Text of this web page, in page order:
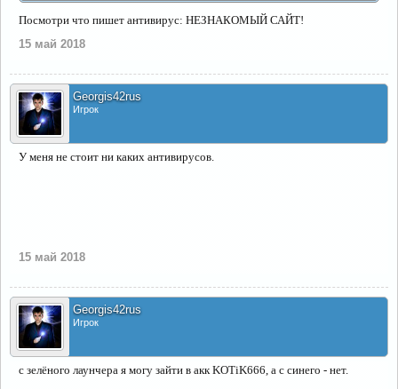
Посмотри что пишет антивирус: НЕЗНАКОМЫЙ САЙТ!
15 май 2018
Georgis42rus
Игрок
У меня не стоит ни каких антивирусов.
15 май 2018
Georgis42rus
Игрок
с зелёного лаунчера я могу зайти в акк KOTiK666, а с синего - нет.